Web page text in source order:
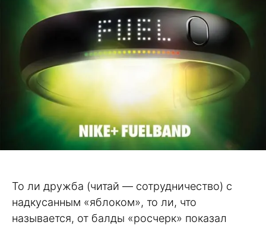
То ли дружба (читай — сотрудничество) с
надкусанным «яблоком», то ли, что
называется, от балды «росчерк» показал